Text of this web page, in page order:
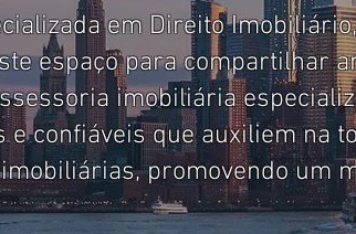
em Direito
espaço para compartilhar
imobiliária
confiáveis que auxiliem na
promovendo um